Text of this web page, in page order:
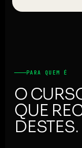
PARA QUEM É
O
QUE
DESTES.